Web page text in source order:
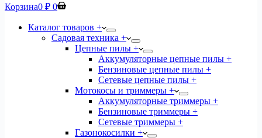
Корзина0 ₽ 0
Каталог товаров +
Садовая техника +
Цепные пилы +
Аккумуляторные цепные пилы +
Бензиновые цепные пилы +
Сетевые цепные пилы +
Мотокосы и триммеры +
Аккумуляторные триммеры +
Бензиновые триммеры +
Сетевые триммеры +
Газонокосилки +